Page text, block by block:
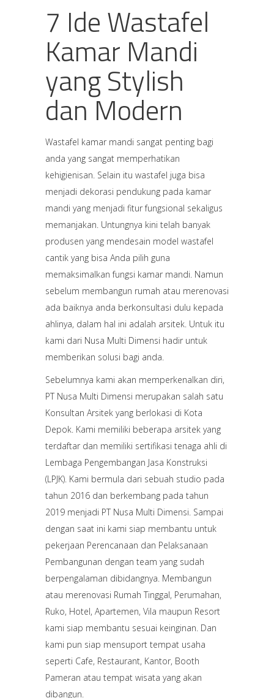
7 Ide Wastafel
Kamar Mandi
yang Stylish
dan Modern
Wastafel kamar mandi sangat penting bagi
anda yang sangat memperhatikan
kehigienisan. Selain itu wastafel juga bisa
menjadi dekorasi pendukung pada kamar
mandi yang menjadi fitur fungsional sekaligus
memanjakan. Untungnya kini telah banyak
produsen yang mendesain model wastafel
cantik yang bisa Anda pilih guna
memaksimalkan fungsi kamar mandi. Namun
sebelum membangun rumah atau merenovasi
ada baiknya anda berkonsultasi dulu kepada
ahlinya, dalam hal ini adalah arsitek. Untuk itu
kami dari Nusa Multi Dimensi hadir untuk
memberikan solusi bagi anda.
Sebelumnya kami akan memperkenalkan diri,
PT Nusa Multi Dimensi merupakan salah satu
Konsultan Arsitek yang berlokasi di Kota
Depok. Kami memiliki beberapa arsitek yang
terdaftar dan memiliki sertifikasi tenaga ahli di
Lembaga Pengembangan Jasa Konstruksi
(LPJK). Kami bermula dari sebuah studio pada
tahun 2016 dan berkembang pada tahun
2019 menjadi PT Nusa Multi Dimensi. Sampai
dengan saat ini kami siap membantu untuk
pekerjaan Perencanaan dan Pelaksanaan
Pembangunan dengan team yang sudah
berpengalaman dibidangnya. Membangun
atau merenovasi Rumah Tinggal, Perumahan,
Ruko, Hotel, Apartemen, Vila maupun Resort
kami siap membantu sesuai keinginan. Dan
kami pun siap mensuport tempat usaha
seperti Cafe, Restaurant, Kantor, Booth
Pameran atau tempat wisata yang akan
dibangun.